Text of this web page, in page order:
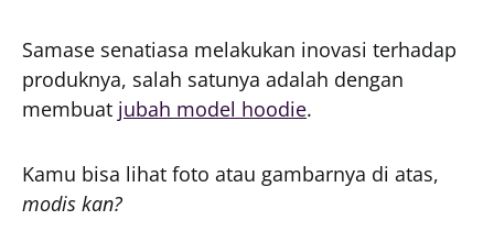
Samase senatiasa melakukan inovasi terhadap
produknya, salah satunya adalah dengan
membuat jubah model hoodie.
Kamu bisa lihat foto atau gambarnya di atas,
modis kan?